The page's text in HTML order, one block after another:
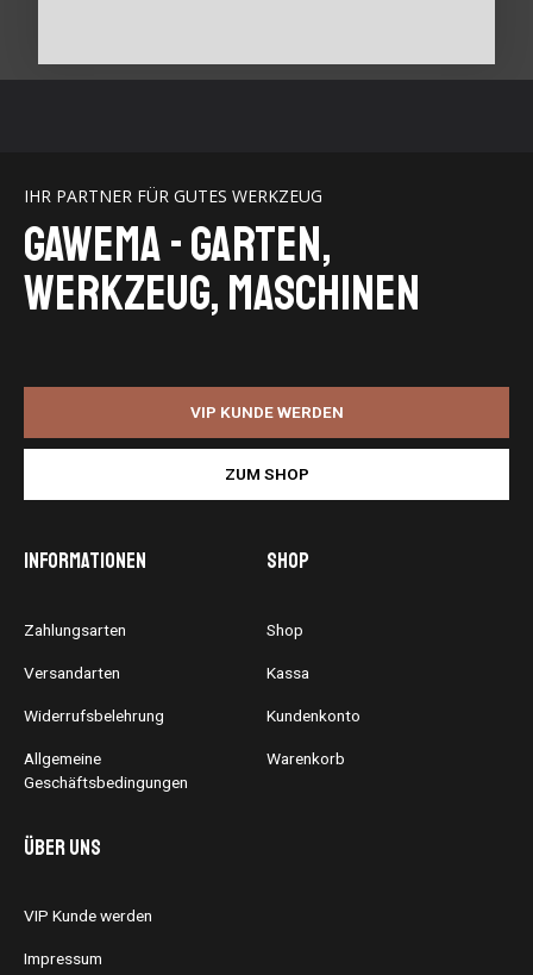
IHR PARTNER FÜR GUTES WERKZEUG
GaWeMA - Garten,
Werkzeug, Maschinen
VIP KUNDE WERDEN
ZUM SHOP
Informationen
Zahlungsarten
Versandarten
Widerrufsbelehrung
Allgemeine
Geschäftsbedingungen
Shop
Shop
Kassa
Kundenkonto
Warenkorb
Über uns
VIP Kunde werden
Impressum